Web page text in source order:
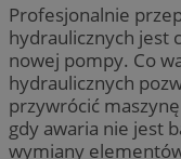
Profesjonalnie
hydraulicznych jest
nowej pompy. Co
hydraulicznych
przywrócić
gdy awaria nie jest
wymiany